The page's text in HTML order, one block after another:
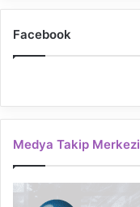
Facebook
Medya Takip Merkezi